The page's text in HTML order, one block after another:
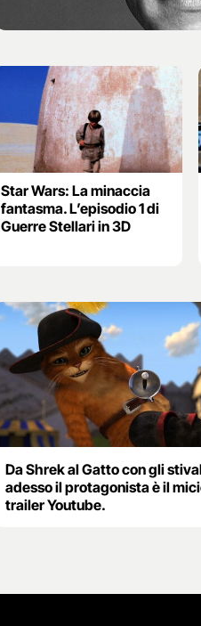
Star Wars: La minaccia
fantasma. L’episodio 1 di
Guerre Stellari in 3D
Da Shrek al Gatto con gli
adesso il protagonista è il
trailer Youtube.